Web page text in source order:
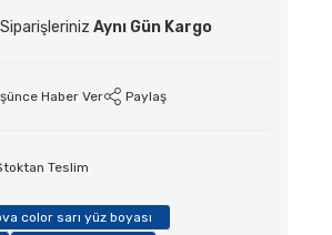
Aynı Gün Kargo
Haber Ver Paylaş
Teslim
color sarı yüz boyası